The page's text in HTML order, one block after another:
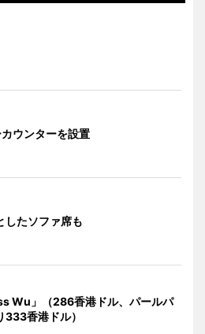
ウンターを設置
したソファ席も
Wu」（286香港ドル、パールパ
333香港ドル）